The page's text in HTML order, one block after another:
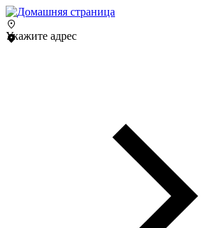
Укажите адрес